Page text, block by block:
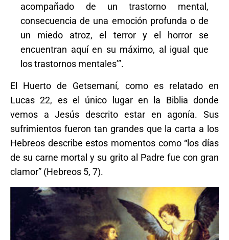
acompañado de un trastorno mental,
consecuencia de una emoción profunda o de
un miedo atroz, el terror y el horror se
encuentran aquí en su máximo, al igual que
los trastornos mentales’”.
El Huerto de Getsemaní, como es relatado en
Lucas 22, es el único lugar en la Biblia donde
vemos a Jesús descrito estar en agonía. Sus
sufrimientos fueron tan grandes que la carta a los
Hebreos describe estos momentos como “los días
de su carne mortal y su grito al Padre fue con gran
clamor” (Hebreos 5, 7).